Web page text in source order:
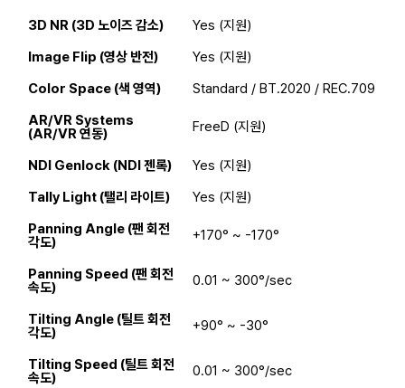
3D NR (3D 노이즈 감소)
Yes (지원)
Image Flip (영상 반전)
Yes (지원)
Color Space (색 영역)
Standard / BT.2020 / REC.709
AR/VR Systems
(AR/VR 연동)
FreeD (지원)
NDI Genlock (NDI 젠록)
Yes (지원)
Tally Light (탤리 라이트)
Yes (지원)
Panning Angle (팬 회전
각도)
+170° ~ -170°
Panning Speed (팬 회전
속도)
0.01 ~ 300°/sec
Tilting Angle (틸트 회전
각도)
+90° ~ -30°
Tilting Speed (틸트 회전
속도)
0.01 ~ 300°/sec